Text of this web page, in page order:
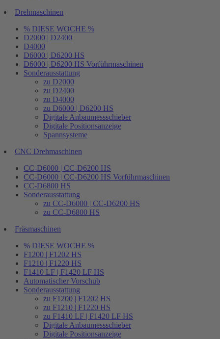
Drehmaschinen
% DIESE WOCHE %
D2000 | D2400
D4000
D6000 | D6200 HS
D6000 | D6200 HS Vorführmaschinen
Sonderausstattung
zu D2000
zu D2400
zu D4000
zu D6000 | D6200 HS
Digitale Anbaumessschieber
Digitale Positionsanzeige
Spannsysteme
CNC Drehmaschinen
CC-D6000 | CC-D6200 HS
CC-D6000 | CC-D6200 HS Vorführmaschinen
CC-D6800 HS
Sonderausstattung
zu CC-D6000 | CC-D6200 HS
zu CC-D6800 HS
Fräsmaschinen
% DIESE WOCHE %
F1200 | F1202 HS
F1210 | F1220 HS
F1410 LF | F1420 LF HS
Automatischer Vorschub
Sonderausstattung
zu F1200 | F1202 HS
zu F1210 | F1220 HS
zu F1410 LF | F1420 LF HS
Digitale Anbaumessschieber
Digitale Positionsanzeige